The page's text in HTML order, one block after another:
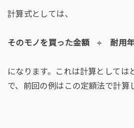
計算式としては、
そのモノを買った金額 ÷ 耐用
になります。これは計算としては
で、前回の例はこの定額法で計算